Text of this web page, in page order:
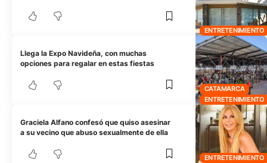
ENTRETENIMIENTO
CATAMARCA
ENTRETENIMIENTO
Llega la Expo Navideña, con muchas
opciones para regalar en estas fiestas
ENTRETENIMIENTO
Graciela Alfano confesó que quiso asesinar
a su vecino que abuso sexualmente de ella